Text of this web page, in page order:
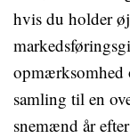
hvis du holder
opmærksomhed
samling til en
snemænd år